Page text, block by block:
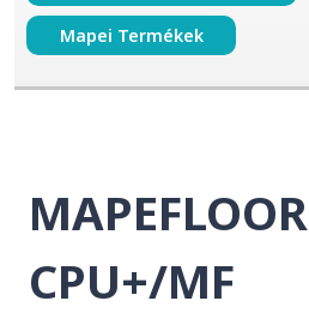
Mapei Termékek
MAPEFLOOR
CPU+/MF